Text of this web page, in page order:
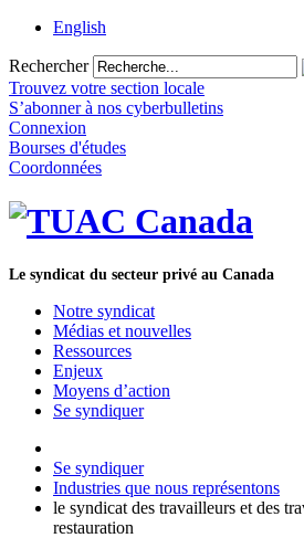
English
Rechercher
Trouvez votre section locale
S’abonner à nos cyberbulletins
Connexion
Bourses d'études
Coordonnées
Le syndicat du secteur privé au Canada
Notre syndicat
Médias et nouvelles
Ressources
Enjeux
Moyens d’action
Se syndiquer
Se syndiquer
Industries que nous représentons
le syndicat des travailleurs et des
restauration